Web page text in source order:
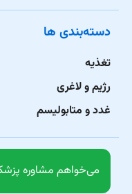
دسته‌بندی ها
تغذیه
رژیم و لاغری
غدد و متابولیسم
می‌خواهم مشاوره